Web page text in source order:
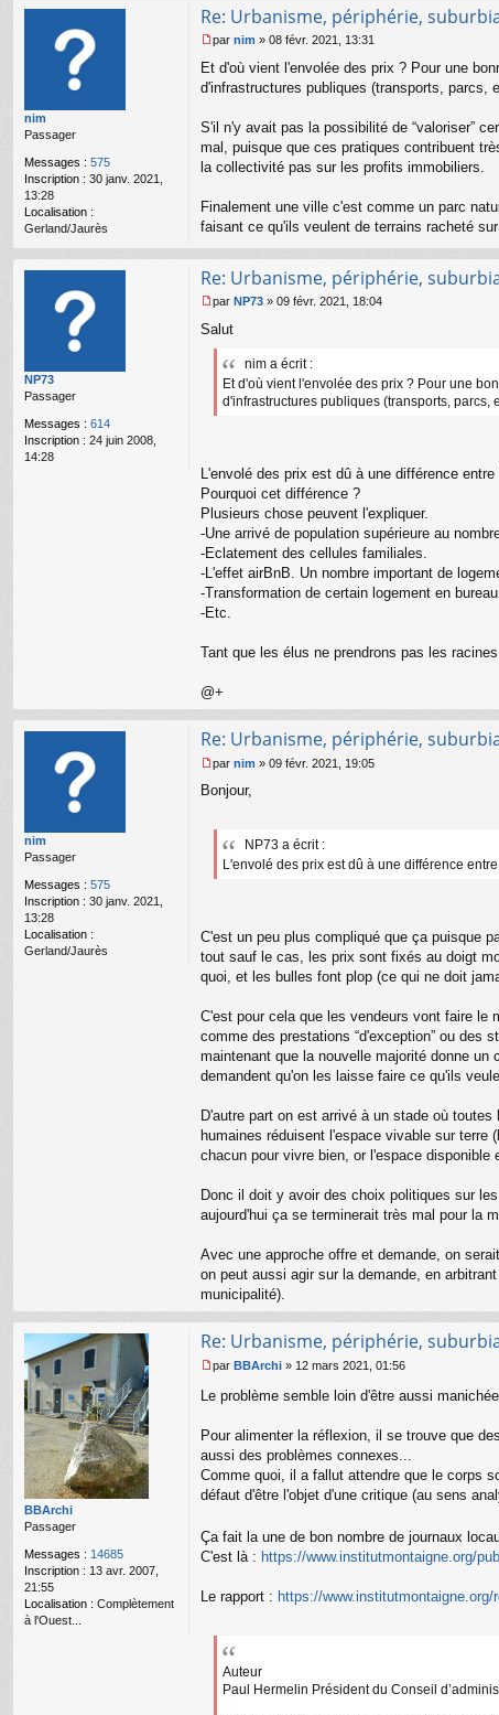
nim
Passager
Messages : 575
Inscription : 30 janv. 2021,
13:28
Localisation :
Gerland/Jaurès
Re: Urbanisme, périphérie,
e
s
a
g
e
n
n
l
u
par nim » 08 févr. 2021, 13:31
Et d'où vient l'envolée des prix ? Pour une
d'infrastructures publiques (transports, parcs,
S'il n'y avait pas la possibilité de “valoriser”
mal, puisque que ces pratiques contribuent
la collectivité pas sur les profits immobiliers.
Finalement une ville c'est comme un parc
faisant ce qu'ils veulent de terrains racheté sur
NP73
Passager
Messages : 614
Inscription : 24 juin 2008,
14:28
Re: Urbanisme, périphérie,
e
s
e
l
u
par NP73 » 09 févr. 2021, 18:04
Salut
nim a écrit :
Et d'où vient l'envolée des prix ? Pour une
d'infrastructures publiques (transports, parcs,
L'envolé des prix est dû à une différence
Pourquoi cet différence ?
Plusieurs chose peuvent l'expliquer.
-Une arrivé de population supérieure au
-Eclatement des cellules familiales.
-L'effet airBnB. Un nombre important de
-Transformation de certain logement en bureau.
-Etc.
Tant que les élus ne prendrons pas les
@+
nim
Passager
Messages : 575
Inscription : 30 janv. 2021,
13:28
Localisation :
Gerland/Jaurès
Re: Urbanisme, périphérie,
e
l
u
par nim » 09 févr. 2021, 19:05
Bonjour,
NP73 a écrit :
L'envolé des prix est dû à une différence
C'est un peu plus compliqué que ça puisque
tout sauf le cas, les prix sont fixés au doigt
quoi, et les bulles font plop (ce qui ne doit
C'est pour cela que les vendeurs vont faire le
comme des prestations “d'exception” ou des
maintenant que la nouvelle majorité donne
demandent qu'on les laisse faire ce qu'ils
D'autre part on est arrivé à un stade où
humaines réduisent l'espace vivable sur terre
chacun pour vivre bien, or l'espace disponible
Donc il doit y avoir des choix politiques sur
aujourd'hui ça se terminerait très mal pour la
Avec une approche offre et demande, on
on peut aussi agir sur la demande, en
municipalité).
BBArchi
Passager
Messages : 14685
Inscription : 13 avr. 2007,
21:55
Localisation : Complètement
à l'Ouest...
Re: Urbanisme, périphérie,
e
a
g
e
n
l
u
par BBArchi » 12 mars 2021, 01:56
Le problème semble loin d'être aussi
Pour alimenter la réflexion, il se trouve que
aussi des problèmes connexes...
Comme quoi, il a fallut attendre que le corps
défaut d'être l'objet d'une critique (au sens
Ça fait la une de bon nombre de journaux
C'est là : https://www.institutmontaigne.org/
Le rapport : https://
Auteur
Paul Hermelin Président du Conseil